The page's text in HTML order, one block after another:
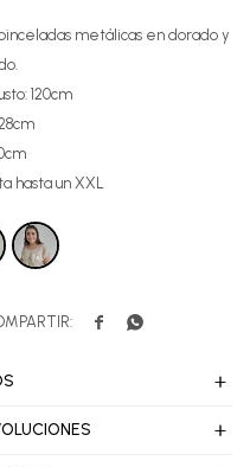
metálicas en dorado y
120cm
hasta un XXL
 